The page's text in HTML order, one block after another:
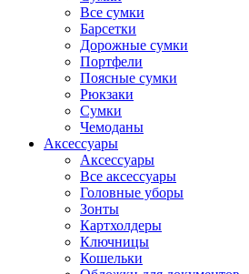
Все сумки
Барсетки
Дорожные сумки
Портфели
Поясные сумки
Рюкзаки
Сумки
Чемоданы
Аксессуары
Аксессуары
Все аксессуары
Головные уборы
Зонты
Картхолдеры
Ключницы
Кошельки